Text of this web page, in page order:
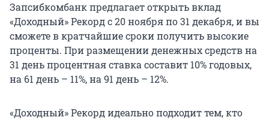
Запсибкомбанк предлагает открыть вклад
«Доходный» Рекорд с 20 ноября по 31 декабря, и вы
сможете в кратчайшие сроки получить высокие
проценты. При размещении денежных средств на
31 день процентная ставка составит 10% годовых,
на 61 день – 11%, на 91 день – 12%.
«Доходный» Рекорд идеально подходит тем, кто